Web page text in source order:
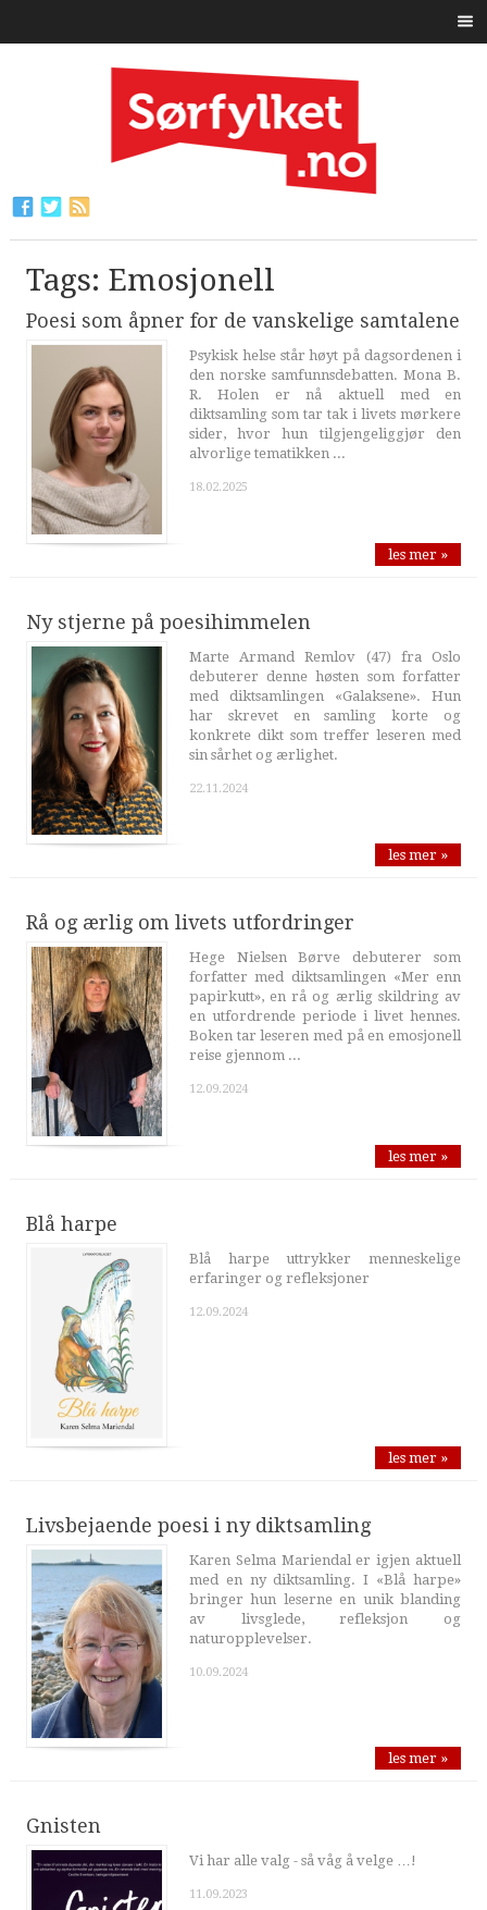
Tags: Emosjonell
Poesi som åpner for de vanskelige samtalene
Psykisk helse står høyt på dagsordenen i
den norske samfunnsdebatten. Mona B.
R. Holen er nå aktuell med en
diktsamling som tar tak i livets mørkere
sider, hvor hun tilgjengeliggjør den
alvorlige tematikken ...
18.02.2025
les mer »
Ny stjerne på poesihimmelen
Marte Armand Remlov (47) fra Oslo
debuterer denne høsten som forfatter
med diktsamlingen «Galaksene». Hun
har skrevet en samling korte og
konkrete dikt som treffer leseren med
sin sårhet og ærlighet.
22.11.2024
les mer »
Rå og ærlig om livets utfordringer
Hege Nielsen Børve debuterer som
forfatter med diktsamlingen «Mer enn
papirkutt», en rå og ærlig skildring av
en utfordrende periode i livet hennes.
Boken tar leseren med på en emosjonell
reise gjennom ...
12.09.2024
les mer »
Blå harpe
Blå harpe uttrykker menneskelige
erfaringer og refleksjoner
12.09.2024
les mer »
Livsbejaende poesi i ny diktsamling
Karen Selma Mariendal er igjen aktuell
med en ny diktsamling. I «Blå harpe»
bringer hun leserne en unik blanding
av livsglede, refleksjon og
naturopplevelser.
10.09.2024
les mer »
Gnisten
Vi har alle valg - så våg å velge …!
11.09.2023